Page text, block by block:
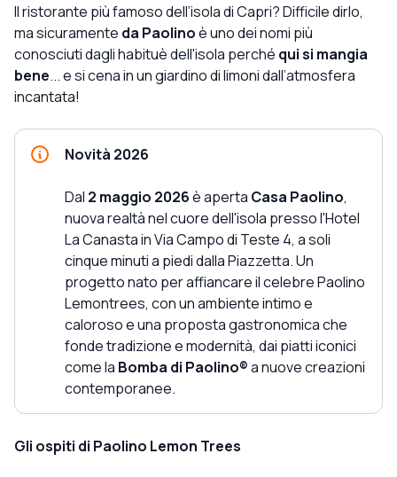
Il ristorante più famoso dell’isola di Capri? Difficile dirlo,
ma sicuramente da Paolinoè uno dei nomi più
conosciuti dagli habituè dell'isola perché qui si mangia
bene... e si cena in un giardino di limoni dall’atmosfera
incantata!
Novità 2026
Dal 2 maggio 2026è aperta Casa Paolino,
nuova realtà nel cuore dell'isola presso l'Hotel
La Canasta in Via Campo di Teste 4, a soli
cinque minuti a piedi dalla Piazzetta. Un
progetto nato per affiancare il celebre Paolino
Lemontrees, con un ambiente intimo e
caloroso e una proposta gastronomica che
fonde tradizione e modernità, dai piatti iconici
come la Bomba di Paolino®a nuove creazioni
contemporanee.
Gli ospiti di Paolino Lemon Trees